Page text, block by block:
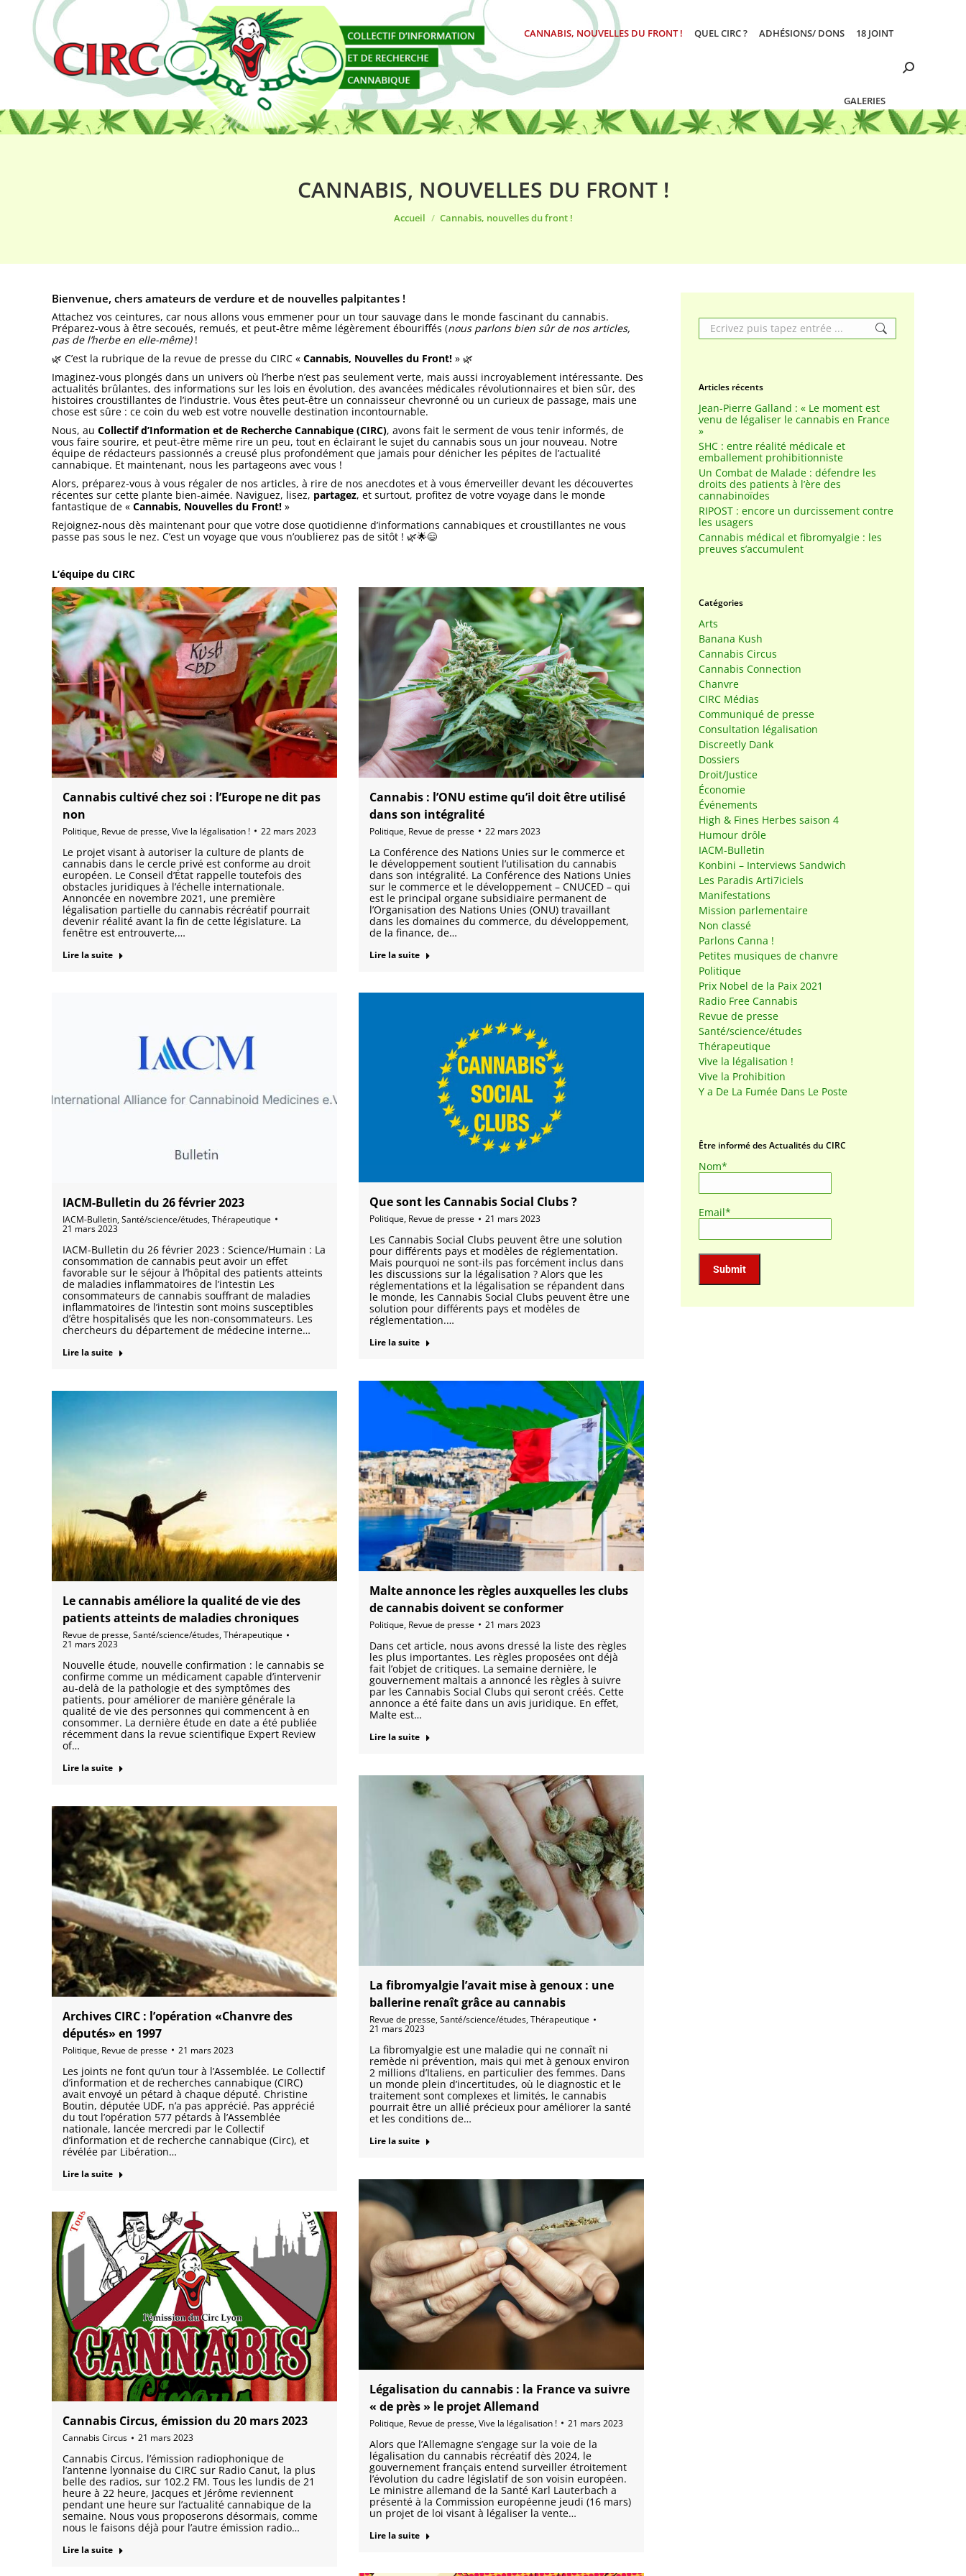
CANNABIS, NOUVELLES DU FRONT ! QUEL CIRC ? ADHÉSIONS/ DONS 18 JOINT
GALERIES
Search:
CANNABIS, NOUVELLES DU FRONT !
Accueil Cannabis, nouvelles du front !
Bienvenue, chers amateurs de verdure et de nouvelles palpitantes !
Attachez vos ceintures, car nous allons vous emmener pour un tour sauvage dans le monde fascinant du cannabis.
Préparez-vous à être secoués, remués, et peut-être même légèrement ébouriffés (nous parlons bien sûr de nos articles,
pas de l’herbe en elle-même)!
🌿 C’est la rubrique de la revue de presse du CIRC « Cannabis, Nouvelles du Front! » 🌿
Imaginez-vous plongés dans un univers où l’herbe n’est pas seulement verte, mais aussi incroyablement intéressante. Des
actualités brûlantes, des informations sur les lois en évolution, des avancées médicales révolutionnaires et bien sûr, des
histoires croustillantes de l’industrie. Vous êtes peut-être un connaisseur chevronné ou un curieux de passage, mais une
chose est sûre : ce coin du web est votre nouvelle destination incontournable.
Nous, au Collectif d’Information et de Recherche Cannabique (CIRC), avons fait le serment de vous tenir informés, de
vous faire sourire, et peut-être même rire un peu, tout en éclairant le sujet du cannabis sous un jour nouveau. Notre
équipe de rédacteurs passionnés a creusé plus profondément que jamais pour dénicher les pépites de l’actualité
cannabique. Et maintenant, nous les partageons avec vous !
Alors, préparez-vous à vous régaler de nos articles, à rire de nos anecdotes et à vous émerveiller devant les découvertes
récentes sur cette plante bien-aimée. Naviguez, lisez, partagez, et surtout, profitez de votre voyage dans le monde
fantastique de « Cannabis, Nouvelles du Front! »
Rejoignez-nous dès maintenant pour que votre dose quotidienne d’informations cannabiques et croustillantes ne vous
passe pas sous le nez. C’est un voyage que vous n’oublierez pas de sitôt ! 🌿🌟😄
L’équipe du CIRC
Cannabis cultivé chez soi : l’Europe ne dit pas
non
Politique, Revue de presse,Vive la légalisation ! 22 mars 2023
Le projet visant à autoriser la culture de plants de
cannabis dans le cercle privé est conforme au droit
européen. Le Conseil d’État rappelle toutefois des
obstacles juridiques à l’échelle internationale.
Annoncée en novembre 2021, une première
légalisation partielle du cannabis récréatif pourrait
devenir réalité avant la fin de cette législature. La
fenêtre est entrouverte,…
Lire la suite
Cannabis : l’ONU estime qu’il doit être utilisé
dans son intégralité
Politique, Revue de presse 22 mars 2023
La Conférence des Nations Unies sur le commerce et
le développement soutient l’utilisation du cannabis
dans son intégralité. La Conférence des Nations Unies
sur le commerce et le développement – CNUCED – qui
est le principal organe subsidiaire permanent de
l’Organisation des Nations Unies (ONU) travaillant
dans les domaines du commerce, du développement,
de la finance, de…
Lire la suite
IACM-Bulletin du 26 février 2023
IACM-Bulletin,Santé/science/études,Thérapeutique
21 mars 2023
IACM-Bulletin du 26 février 2023 : Science/Humain : La
consommation de cannabis peut avoir un effet
favorable sur le séjour à l’hôpital des patients atteints
de maladies inflammatoires de l’intestin Les
consommateurs de cannabis souffrant de maladies
inflammatoires de l’intestin sont moins susceptibles
d’être hospitalisés que les non-consommateurs. Les
chercheurs du département de médecine interne…
Lire la suite
Que sont les Cannabis Social Clubs ?
Politique, Revue de presse 21 mars 2023
Les Cannabis Social Clubs peuvent être une solution
pour différents pays et modèles de réglementation.
Mais pourquoi ne sont-ils pas forcément inclus dans
les discussions sur la légalisation ? Alors que les
réglementations et la légalisation se répandent dans
le monde, les Cannabis Social Clubs peuvent être une
solution pour différents pays et modèles de
réglementation.…
Lire la suite
Malte annonce les règles auxquelles les clubs
de cannabis doivent se conformer
Politique, Revue de presse 21 mars 2023
Dans cet article, nous avons dressé la liste des règles
les plus importantes. Les règles proposées ont déjà
fait l’objet de critiques. La semaine dernière, le
gouvernement maltais a annoncé les règles à suivre
par les Cannabis Social Clubs qui seront créés. Cette
annonce a été faite dans un avis juridique. En effet,
Malte est…
Lire la suite
Le cannabis améliore la qualité de vie des
patients atteints de maladies chroniques
Revue de presse,Santé/science/études,Thérapeutique
21 mars 2023
Nouvelle étude, nouvelle confirmation : le cannabis se
confirme comme un médicament capable d’intervenir
au-delà de la pathologie et des symptômes des
patients, pour améliorer de manière générale la
qualité de vie des personnes qui commencent à en
consommer. La dernière étude en date a été publiée
récemment dans la revue scientifique Expert Review
of…
Lire la suite
La fibromyalgie l’avait mise à genoux : une
ballerine renaît grâce au cannabis
Revue de presse,Santé/science/études,Thérapeutique
21 mars 2023
La fibromyalgie est une maladie qui ne connaît ni
remède ni prévention, mais qui met à genoux environ
2 millions d’Italiens, en particulier des femmes. Dans
un monde plein d’incertitudes, où le diagnostic et le
traitement sont complexes et limités, le cannabis
pourrait être un allié précieux pour améliorer la santé
et les conditions de…
Lire la suite
Archives CIRC : l’opération «Chanvre des
députés» en 1997
Politique, Revue de presse 21 mars 2023
Les joints ne font qu’un tour à l’Assemblée. Le Collectif
d’information et de recherches cannabique (CIRC)
avait envoyé un pétard à chaque député. Christine
Boutin, députée UDF, n’a pas apprécié. Pas apprécié
du tout l’opération 577 pétards à l’Assemblée
nationale, lancée mercredi par le Collectif
d’information et de recherche cannabique (Circ), et
révélée par Libération…
Lire la suite
Légalisation du cannabis : la France va suivre
« de près » le projet Allemand
Politique, Revue de presse,Vive la légalisation ! 21 mars 2023
Alors que l’Allemagne s’engage sur la voie de la
légalisation du cannabis récréatif dès 2024, le
gouvernement français entend surveiller étroitement
l’évolution du cadre législatif de son voisin européen.
Le ministre allemand de la Santé Karl Lauterbach a
présenté à la Commission européenne jeudi (16 mars)
un projet de loi visant à légaliser la vente…
Lire la suite
Cannabis Circus, émission du 20 mars 2023
Cannabis Circus 21 mars 2023
Cannabis Circus, l’émission radiophonique de
l’antenne lyonnaise du CIRC sur Radio Canut, la plus
belle des radios, sur 102.2 FM. Tous les lundis de 21
heure à 22 heure, Jacques et Jérôme reviennent
pendant une heure sur l’actualité cannabique de la
semaine. Nous vous proposerons désormais, comme
nous le faisons déjà pour l’autre émission radio…
Lire la suite
Search:
Articles récents
Jean-Pierre Galland : « Le moment est
venu de légaliser le cannabis en France
»
SHC : entre réalité médicale et
emballement prohibitionniste
Un Combat de Malade : défendre les
droits des patients à l’ère des
cannabinoïdes
RIPOST : encore un durcissement contre
les usagers
Cannabis médical et fibromyalgie : les
preuves s’accumulent
Catégories
Arts
Banana Kush
Cannabis Circus
Cannabis Connection
Chanvre
CIRC Médias
Communiqué de presse
Consultation légalisation
Discreetly Dank
Dossiers
Droit/Justice
Économie
Événements
High & Fines Herbes saison 4
Humour drôle
IACM-Bulletin
Konbini – Interviews Sandwich
Les Paradis Arti7iciels
Manifestations
Mission parlementaire
Non classé
Parlons Canna !
Petites musiques de chanvre
Politique
Prix Nobel de la Paix 2021
Radio Free Cannabis
Revue de presse
Santé/science/études
Thérapeutique
Vive la légalisation !
Vive la Prohibition
Y a De La Fumée Dans Le Poste
Être informé des Actualités du CIRC
Nom*
Email*